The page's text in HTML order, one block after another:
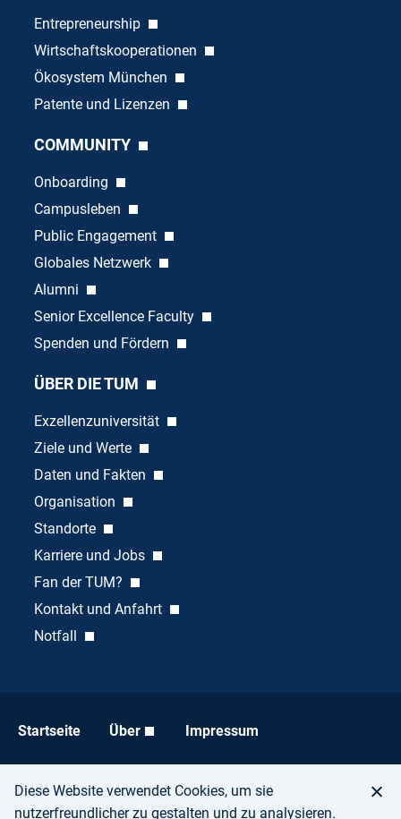
Diese Website verwendet Cookies, um sie
nutzerfreundlicher zu gestalten und zu analysieren.
Entrepreneurship
Wirtschaftskooperationen
Ökosystem München
Patente und Lizenzen
COMMUNITY
Onboarding
Campusleben
Public Engagement
Globales Netzwerk
Alumni
Senior Excellence Faculty
Spenden und Fördern
ÜBER DIE TUM
Exzellenzuniversität
Ziele und Werte
Daten und Fakten
Organisation
Standorte
Karriere und Jobs
Fan der TUM?
Kontakt und Anfahrt
Notfall
Startseite Über Impressum